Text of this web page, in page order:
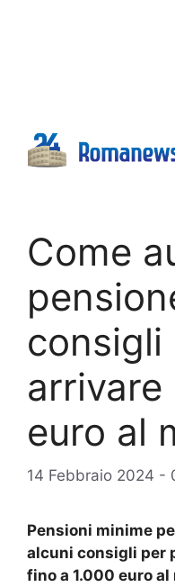
Come
consigli
arrivare
euro al
14 Febbraio 2024 -
Pensioni minime
alcuni consigli per
fino a 1.000 euro al